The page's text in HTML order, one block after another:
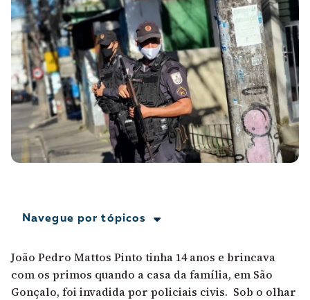
Apoie a Brasil de Direitos
A [BD] conta as histórias de quem defende
direitos humanos no Brasil. Para continuar,
esse trabalho precisa da sua doação!
Navegue por tópicos
João Pedro Mattos Pinto tinha 14 anos e brincava
com os primos quando a casa da família, em São
Gonçalo, foi invadida por policiais civis. Sob o olhar